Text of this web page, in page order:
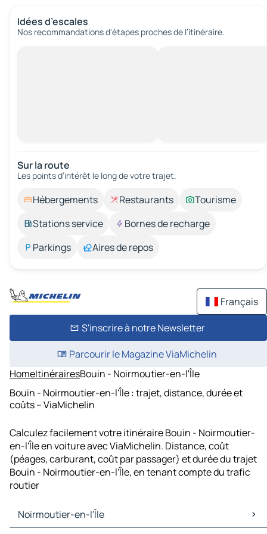
Idées d’escales
Nos recommandations d'étapes proches de l’itinéraire.
Sur la route
Les points d’intérêt le long de votre trajet.
Hébergements Restaurants
Tourisme
Stations service
Bornes de recharge
Parkings
Aires de repos
Français
S'inscrire à notre Newsletter
Parcourir le Magazine ViaMichelin
HomeItinérairesBouin - Noirmoutier-en-l'Île
Bouin - Noirmoutier-en-l'Île : trajet, distance, durée et
coûts – ViaMichelin
Calculez facilement votre itinéraire Bouin - Noirmoutier-
en-l'Île en voiture avec ViaMichelin. Distance, coût
(péages, carburant, coût par passager) et durée du trajet
Bouin - Noirmoutier-en-l'Île, en tenant compte du trafic
routier
Noirmoutier-en-l'Île